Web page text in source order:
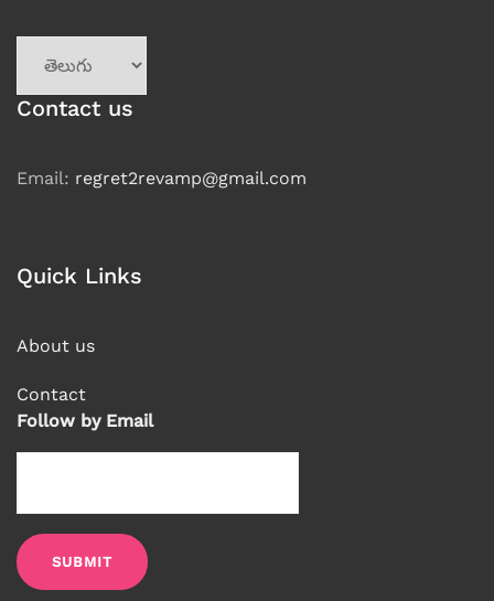
language
Contact us
Email: regret2revamp@gmail.com
Quick Links
About us
Contact
Follow by Email